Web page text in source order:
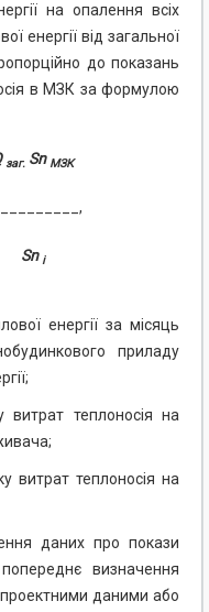
на опалення всіх
енергії від загальної
до показань
в МЗК за формулою
заг. SnМЗК
Sni
енергії за місяць
приладу
витрат теплоносія на
витрат теплоносія на
даних про покази
визначення
даними або